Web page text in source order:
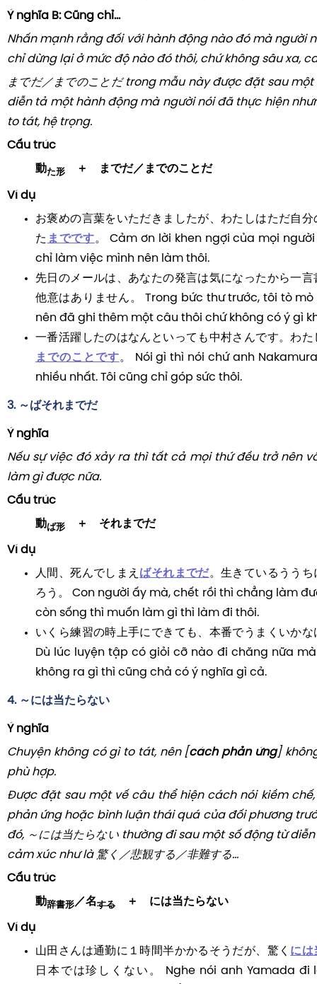
Ý nghĩa B: Cũng chỉ...
Nhấn mạnh rằng đối với hành động nào đó mà người
chỉ dừng lại ở mức độ nào đó thôi, chứ không sâu xa,
までだ／までのことだ trong mẫu này được đặt sau
diễn tả một hành động mà người nói đã thực hiện
to tát, hệ trọng.
Cấu trúc
動た形 ＋ までだ／までのことだ
Ví dụ
お褒めの言葉をいただきましたが、わたしはただ自
た までです。 Cảm ơn lời khen ngợi của mọi
chỉ làm việc mình nên làm thôi.
先日のメールは、あなたの発言は気になったから一言
他意はありません。 Trong bức thư trước, tôi tò
nên đã ghi thêm một câu thôi chứ không có ý gì
一番活躍したのはなんといっても中村さんです。わ
までのことです。 Nói gì thì nói chứ anh
nhiều nhất. Tôi cũng chỉ góp sức thôi.
3. ～ばそれまでだ
Ý nghĩa
Nếu sự việc đó xảy ra thì tất cả mọi thứ đều trở nên
làm gì được nữa.
Cấu trúc
動ば形 ＋ それまでだ
Ví dụ
人間、死んでしまえ ばそれまでだ。生きているうう
ろう。 Con người ấy mà, chết rồi thì chẳng làm
còn sống thì muốn làm gì thì làm đi thôi.
いくら練習の時上手にできても、本番でうまくいかな
Dù lúc luyện tập có giỏi cỡ nào đi chăng nữa
không ra gì thì cũng chả có ý nghĩa gì cả.
4. ～には当たらない
Ý nghĩa
Chuyện không có gì to tát, nên [cách phản ứng]
phù hợp.
Được đặt sau một vế câu thể hiện cách nói kiềm
phản ứng hoặc bình luận thái quá của đối phương
đó, ～には当たらない thường đi sau một số động từ
cảm xúc như là 驚く／悲観する／非難する...
Cấu trúc
動辞書形／名する ＋ には当たらない
Ví dụ
山田さんは通勤に１時間半かかるそうだが、驚く には
日本では珍しくない。 Nghe nói anh Yamada đi